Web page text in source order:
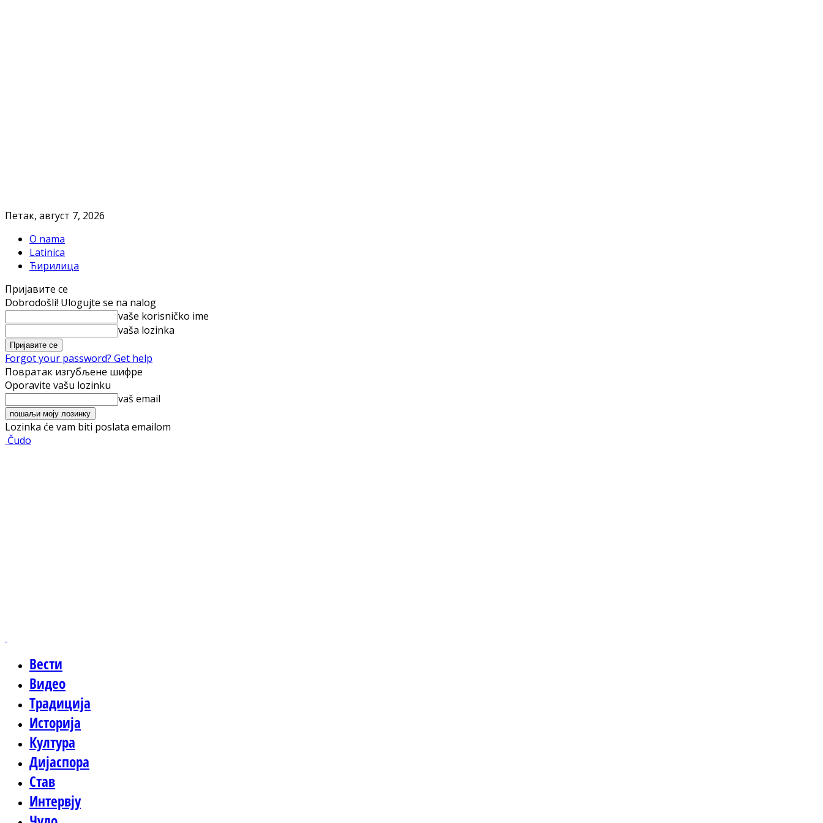
Петак, август 7, 2026
O nama
Latinica
Ћирилица
Пријавите се
Dobrodošli! Ulogujte se na nalog
vaše korisničko ime
vaša lozinka
Forgot your password? Get help
Повратак изгубљене шифре
Oporavite vašu lozinku
vaš email
Lozinka će vam biti poslata emailom
Čudo
Вести
Видео
Традиција
Историја
Култура
Дијаспора
Став
Интервју